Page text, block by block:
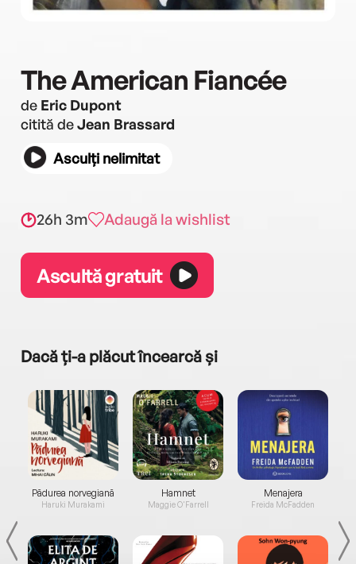
The American Fiancée
de Eric Dupont
citită deJean Brassard
Asculți nelimitat
26h 3m Adaugă la wishlist
Ascultă gratuit
Dacă ți-a plăcut încearcă și
Pădurea norvegiană
Haruki Murakami
Hamnet
Maggie O'Farrell
Menajera
Freida McFadden